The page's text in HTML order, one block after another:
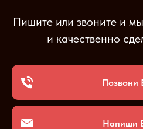
Пишите или звоните и
и качественно
Позвони
Напиши